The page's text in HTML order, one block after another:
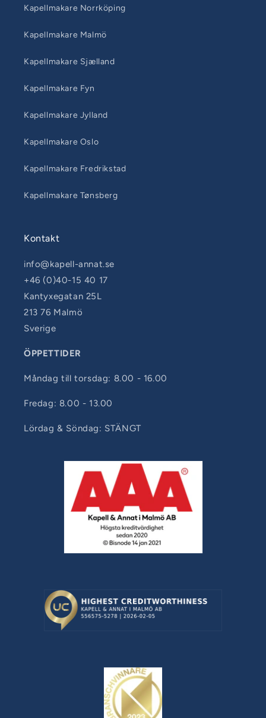
Kapellmakare Norrköping
Kapellmakare Malmö
Kapellmakare Sjælland
Kapellmakare Fyn
Kapellmakare Jylland
Kapellmakare Oslo
Kapellmakare Fredrikstad
Kapellmakare Tønsberg
Kontakt
info@kapell-annat.se
+46 (0)40-15 40 17
Kantyxegatan 25L
213 76 Malmö
Sverige
ÖPPETTIDER
Måndag till torsdag: 8.00 - 16.00
Fredag: 8.00 - 13.00
Lördag & Söndag: STÄNGT